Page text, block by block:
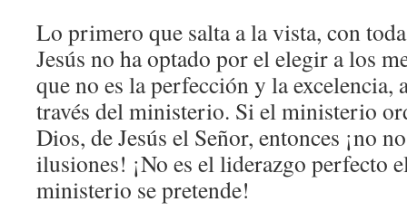
Lo primero que salta a la vista, con
Jesús no ha optado por el elegir a los
que no es la perfección y la excelencia,
través del ministerio. Si el ministerio
Dios, de Jesús el Señor, entonces ¡no
ilusiones! ¡No es el liderazgo perfecto
ministerio se pretende!